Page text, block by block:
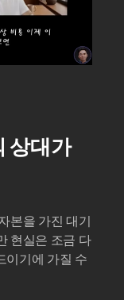
상대가
본을 가진 대기
현실은 조금 다
이기에 가질 수